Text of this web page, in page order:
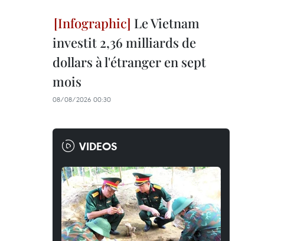
Le Vietnam
investit 2,36 milliards de
dollars à l'étranger en sept
mois
08/08/2026 00:30
VIDEOS